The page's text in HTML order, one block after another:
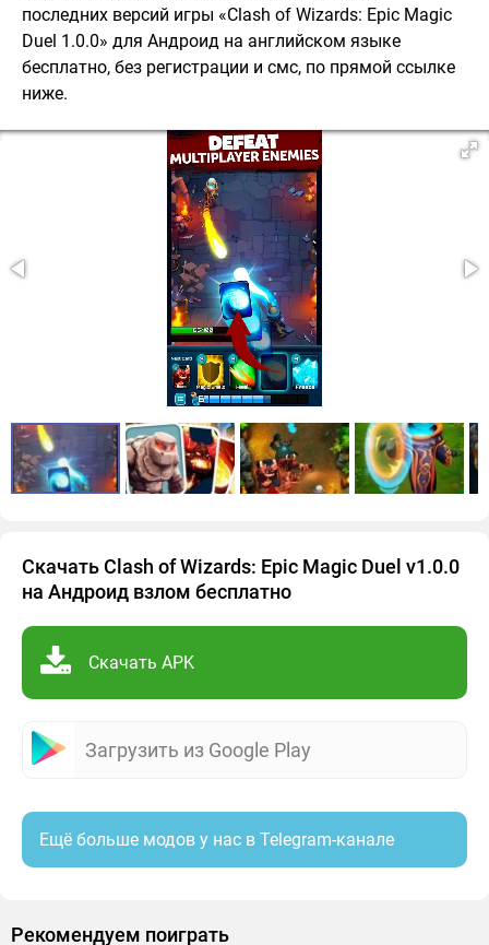
последних версий игры «Clash of Wizards: Epic Magic
Duel 1.0.0» для Андроид на английском языке
бесплатно, без регистрации и смс, по прямой ссылке
ниже.
Скачать Clash of Wizards: Epic Magic Duel v1.0.0
на Андроид взлом бесплатно
Скачать APK
Загрузить из Google Play
Ещё больше модов у нас в Telegram-канале
Рекомендуем поиграть